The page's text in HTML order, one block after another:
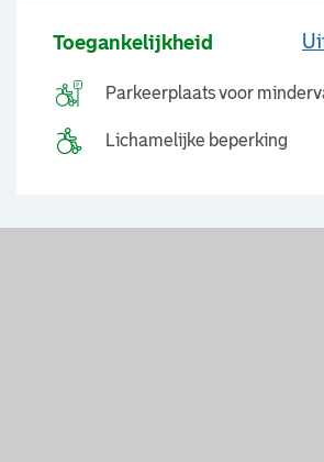
Toegankelijkheid
Parkeerplaats voor
Lichamelijke beperking